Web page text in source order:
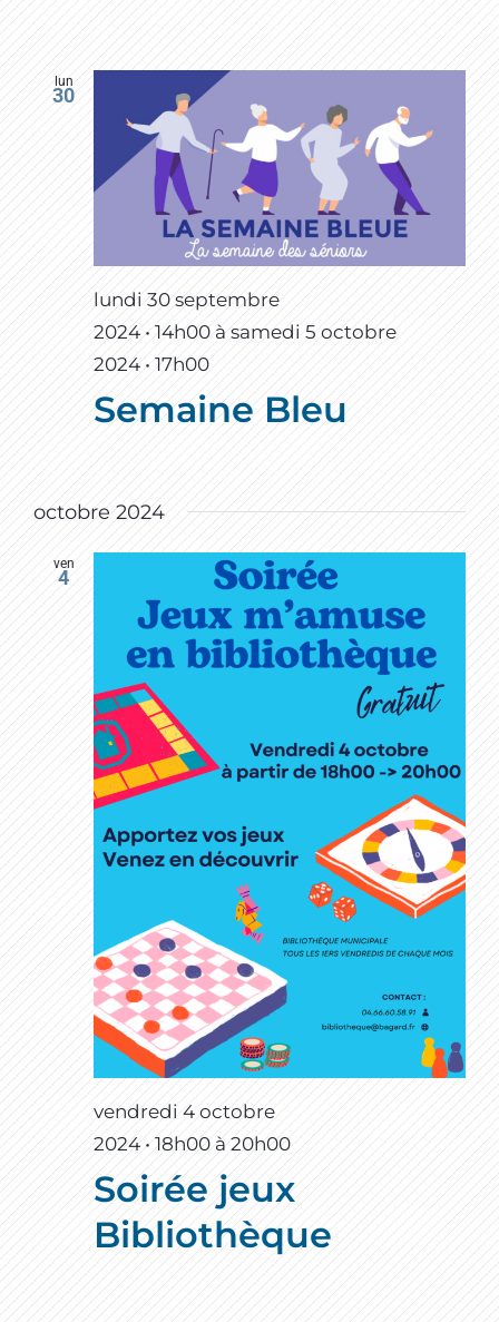
lun
30
lundi 30 septembre
2024 • 14h00 à samedi 5 octobre
2024 • 17h00
Semaine Bleu
octobre 2024
ven
4
vendredi 4 octobre
2024 • 18h00à 20h00
Soirée jeux
Bibliothèque